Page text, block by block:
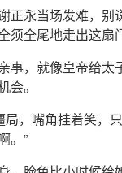
正永当场发难，别
全尾地走出这扇
事，就像皇帝给太
。
局，嘴角挂着笑，
。”